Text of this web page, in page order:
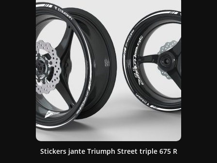
Stickers jante Triumph Street triple 675 R